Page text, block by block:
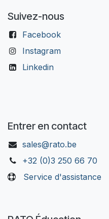
Suivez-nous
Facebook
Instagram
Linkedin
Entrer en contact
sales@rato.be
+32 (0)3 250 66 70
Service d'assistance